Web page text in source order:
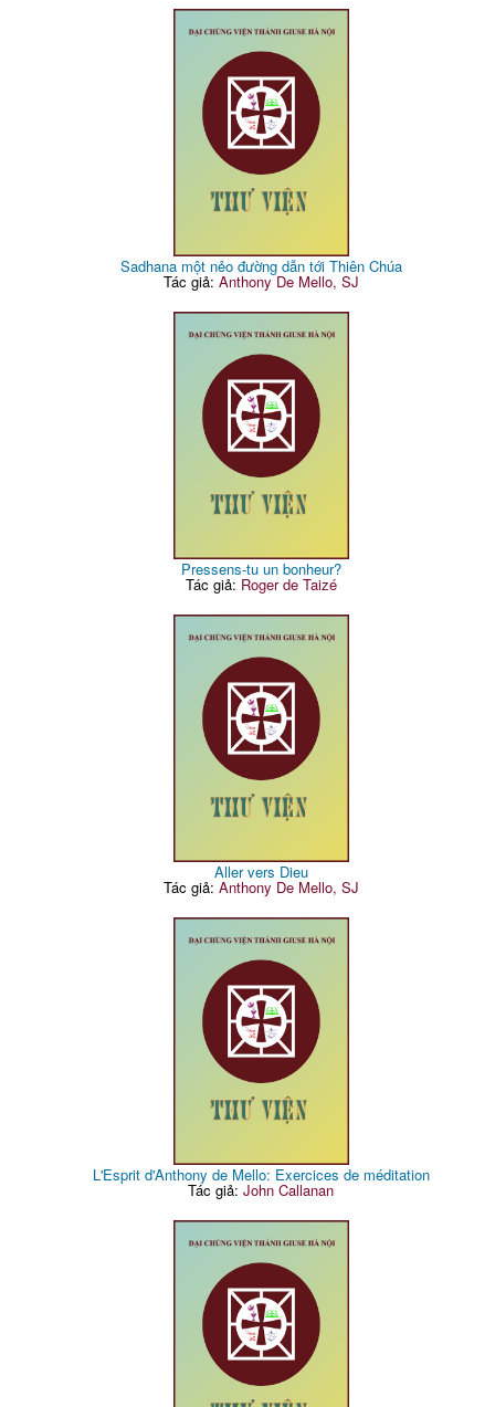
Sadhana một nẻo đường dẫn tới Thiên Chúa
Tác giả: Anthony De Mello, SJ
Pressens-tu un bonheur?
Tác giả: Roger de Taizé
Aller vers Dieu
Tác giả: Anthony De Mello, SJ
L'Esprit d'Anthony de Mello: Exercices de méditation
Tác giả:John Callanan